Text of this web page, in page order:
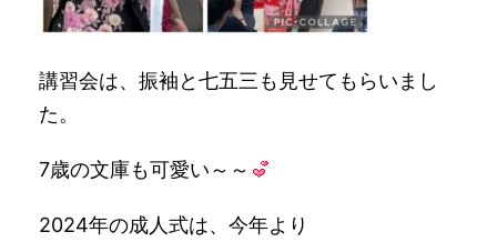
講習会は、振袖と七五三も見せてもらいまし
た。
7歳の文庫も可愛い～～
2024年の成人式は、今年より